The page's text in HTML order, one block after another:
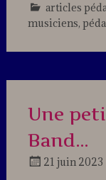
articles
musiciens,
Une
Band…
21 juin 2023